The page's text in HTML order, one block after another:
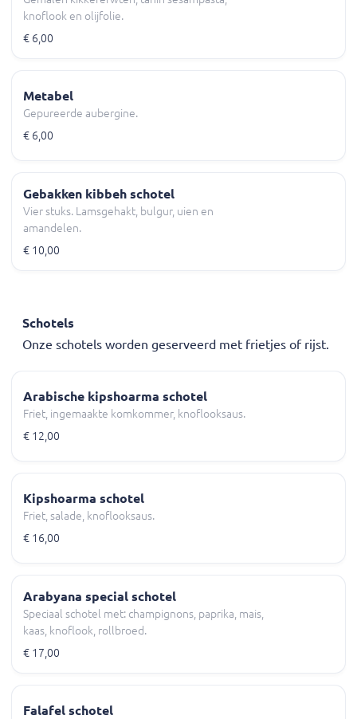
knoflook en olijfolie.
€ 6,00
Metabel
Gepureerde aubergine.
€ 6,00
Gebakken kibbeh schotel
Vier stuks. Lamsgehakt, bulgur, uien en
amandelen.
€ 10,00
Schotels
Onze schotels worden geserveerd met frietjes of rijst.
Arabische kipshoarma schotel
Friet, ingemaakte komkommer, knoflooksaus.
€ 12,00
Kipshoarma schotel
Friet, salade, knoflooksaus.
€ 16,00
Arabyana special schotel
Speciaal schotel met: champignons, paprika, mais,
kaas, knoflook, rollbroed.
€ 17,00
Falafel schotel